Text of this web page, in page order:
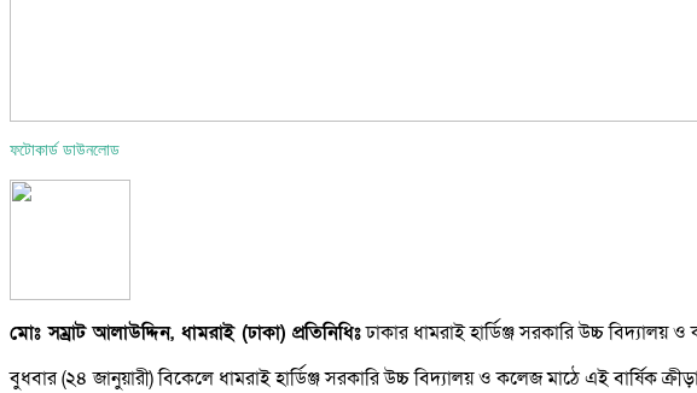
ফটোকার্ড ডাউনলোড
মোঃ সম্রাট আলাউদ্দিন, ধামরাই (ঢাকা) প্রতিনিধিঃঢাকার ধামরাই হার্ডিঞ্জ সরকারি উচ্চ বিদ্যালয়
বুধবার (২৪ জানুয়ারী) বিকেলে ধামরাই হার্ডিঞ্জ সরকারি উচ্চ বিদ্যালয় ও কলেজ মাঠে এই বার্ষিক